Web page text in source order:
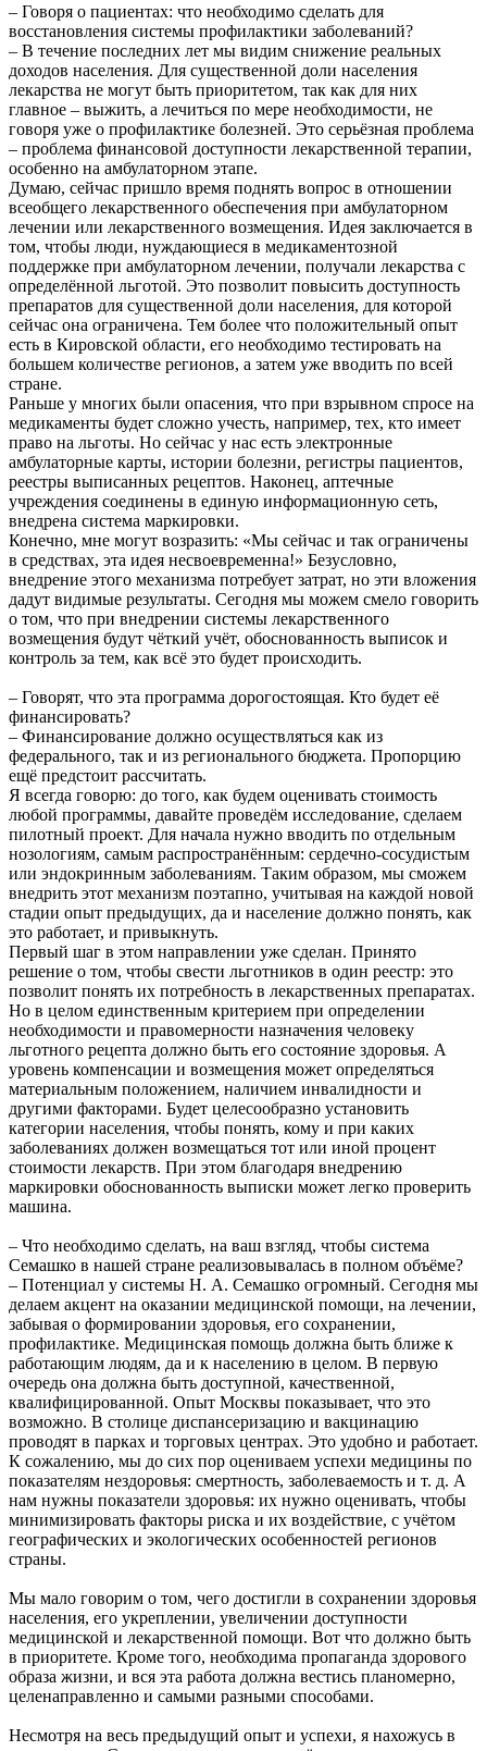
– Говоря о пациентах: что необходимо сделать для
восстановления системы профилактики заболеваний?
– В течение последних лет мы видим снижение реальных
доходов населения. Для существенной доли населения
лекарства не могут быть приоритетом, так как для них
главное – выжить, а лечиться по мере необходимости, не
говоря уже о профилактике болезней. Это серьёзная проблема
– проблема финансовой доступности лекарственной терапии,
особенно на амбулаторном этапе.
Думаю, сейчас пришло время поднять вопрос в отношении
всеобщего лекарственного обеспечения при амбулаторном
лечении или лекарственного возмещения. Идея заключается в
том, чтобы люди, нуждающиеся в медикаментозной
поддержке при амбулаторном лечении, получали лекарства с
определённой льготой. Это позволит повысить доступность
препаратов для существенной доли населения, для которой
сейчас она ограничена. Тем более что положительный опыт
есть в Кировской области, его необходимо тестировать на
большем количестве регионов, а затем уже вводить по всей
стране.
Раньше у многих были опасения, что при взрывном спросе на
медикаменты будет сложно учесть, например, тех, кто имеет
право на льготы. Но сейчас у нас есть электронные
амбулаторные карты, истории болезни, регистры пациентов,
реестры выписанных рецептов. Наконец, аптечные
учреждения соединены в единую информационную сеть,
внедрена система маркировки.
Конечно, мне могут возразить: «Мы сейчас и так ограничены
в средствах, эта идея несвоевременна!» Безусловно,
внедрение этого механизма потребует затрат, но эти вложения
дадут видимые результаты. Сегодня мы можем смело говорить
о том, что при внедрении системы лекарственного
возмещения будут чёткий учёт, обоснованность выписок и
контроль за тем, как всё это будет происходить.
– Говорят, что эта программа дорогостоящая. Кто будет её
финансировать?
– Финансирование должно осуществляться как из
федерального, так и из регионального бюджета. Пропорцию
ещё предстоит рассчитать.
Я всегда говорю: до того, как будем оценивать стоимость
любой программы, давайте проведём исследование, сделаем
пилотный проект. Для начала нужно вводить по отдельным
нозологиям, самым распространённым: сердечно-сосудистым
или эндокринным заболеваниям. Таким образом, мы сможем
внедрить этот механизм поэтапно, учитывая на каждой новой
стадии опыт предыдущих, да и население должно понять, как
это работает, и привыкнуть.
Первый шаг в этом направлении уже сделан. Принято
решение о том, чтобы свести льготников в один реестр: это
позволит понять их потребность в лекарственных препаратах.
Но в целом единственным критерием при определении
необходимости и правомерности назначения человеку
льготного рецепта должно быть его состояние здоровья. А
уровень компенсации и возмещения может определяться
материальным положением, наличием инвалидности и
другими факторами. Будет целесообразно установить
категории населения, чтобы понять, кому и при каких
заболеваниях должен возмещаться тот или иной процент
стоимости лекарств. При этом благодаря внедрению
маркировки обоснованность выписки может легко проверить
машина.
– Что необходимо сделать, на ваш взгляд, чтобы система
Семашко в нашей стране реализовывалась в полном объёме?
– Потенциал у системы Н. А. Семашко огромный. Сегодня мы
делаем акцент на оказании медицинской помощи, на лечении,
забывая о формировании здоровья, его сохранении,
профилактике. Медицинская помощь должна быть ближе к
работающим людям, да и к населению в целом. В первую
очередь она должна быть доступной, качественной,
квалифицированной. Опыт Москвы показывает, что это
возможно. В столице диспансеризацию и вакцинацию
проводят в парках и торговых центрах. Это удобно и работает.
К сожалению, мы до сих пор оцениваем успехи медицины по
показателям нездоровья: смертность, заболеваемость и т. д. А
нам нужны показатели здоровья: их нужно оценивать, чтобы
минимизировать факторы риска и их воздействие, с учётом
географических и экологических особенностей регионов
страны.
Мы мало говорим о том, чего достигли в сохранении здоровья
населения, его укреплении, увеличении доступности
медицинской и лекарственной помощи. Вот что должно быть
в приоритете. Кроме того, необходима пропаганда здорового
образа жизни, и вся эта работа должна вестись планомерно,
целенаправленно и самыми разными способами.
Несмотря на весь предыдущий опыт и успехи, я нахожусь в